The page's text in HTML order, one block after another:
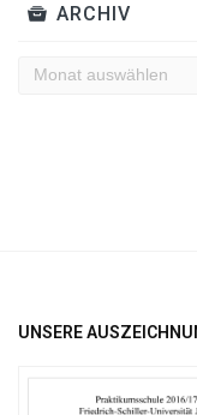
ARCHIV
Archiv
UNSERE